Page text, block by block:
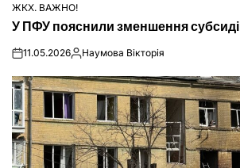
ОПУБЛІКУВАТИ
У
ЖКХ. ВАЖНО!
У ПФУ пояснили зменшення
on11.05.2026Опубліковано
Наумова Вікторія